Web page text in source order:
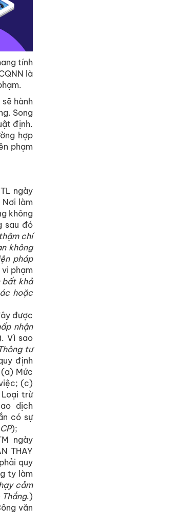
tính
là
hành
Song
định.
hợp
phạm
ngày
làm
không
sau đó
chí
không
pháp
phạm
bất khả
hoặc
được
nhận
Vì sao
tư
định
Mức
(c)
trừ
dịch
có sự
);
ngày
THAY
quy
ty làm
cảm
Thắng.)
văn